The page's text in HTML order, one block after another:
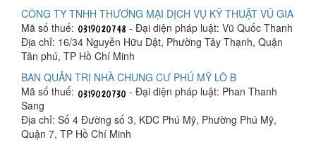
CÔNG TY TNHH THƯƠNG MẠI DỊCH VỤ KỸ THUẬT VŨ GIA
Mã số thuế:
- Đại diện pháp luật: Vũ Quốc Thanh
Địa chỉ: 16/34 Nguyễn Hữu Dật, Phường Tây Thạnh, Quận
Tân phú, TP Hồ Chí Minh
BAN QUẢN TRỊ NHÀ CHUNG CƯ PHÚ MỸ LÔ B
Mã số thuế:
- Đại diện pháp luật: Phan Thanh
Sang
Địa chỉ: Số 4 Đường số 3, KDC Phú Mỹ, Phường Phú Mỹ,
Quận 7, TP Hồ Chí Minh